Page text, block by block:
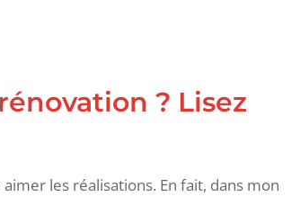
? Lisez
les réalisations. En fait, dans mon